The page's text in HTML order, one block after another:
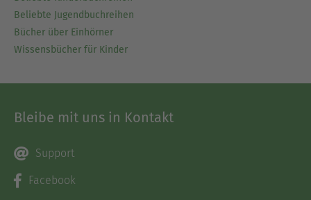
Beliebte Jugendbuchreihen
Bücher über Einhörner
Wissensbücher für Kinder
Bleibe mit uns in Kontakt
Support
Facebook